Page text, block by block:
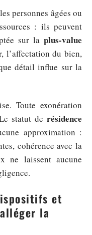
personnes âgées ou
: ils peuvent
sur la plus-value
l’affectation du bien,
détail influe sur la
Toute exonération
statut de résidence
approximation :
cohérence avec la
ne laissent aucune
et
la